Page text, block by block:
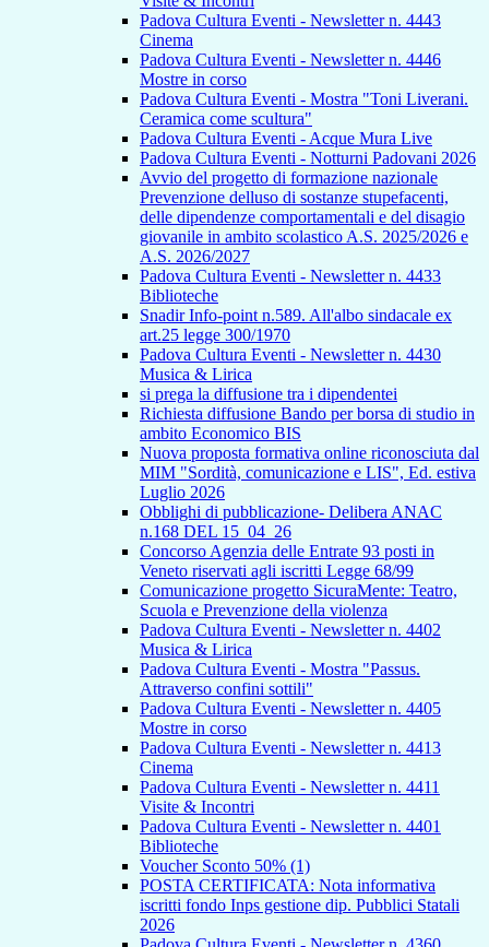
Padova Cultura Eventi - Newsletter n. 4443
Cinema
Padova Cultura Eventi - Newsletter n. 4446
Mostre in corso
Padova Cultura Eventi - Mostra "Toni Liverani.
Ceramica come scultura"
Padova Cultura Eventi - Acque Mura Live
Padova Cultura Eventi - Notturni Padovani 2026
Avvio del progetto di formazione nazionale
Prevenzione delluso di sostanze stupefacenti,
delle dipendenze comportamentali e del disagio
giovanile in ambito scolastico A.S. 2025/2026 e
A.S. 2026/2027
Padova Cultura Eventi - Newsletter n. 4433
Biblioteche
Snadir Info-point n.589. All'albo sindacale ex
art.25 legge 300/1970
Padova Cultura Eventi - Newsletter n. 4430
Musica & Lirica
si prega la diffusione tra i dipendentei
Richiesta diffusione Bando per borsa di studio in
ambito Economico BIS
Nuova proposta formativa online riconosciuta dal
MIM "Sordità, comunicazione e LIS", Ed. estiva
Luglio 2026
Obblighi di pubblicazione- Delibera ANAC
n.168 DEL 15_04_26
Concorso Agenzia delle Entrate 93 posti in
Veneto riservati agli iscritti Legge 68/99
Comunicazione progetto SicuraMente: Teatro,
Scuola e Prevenzione della violenza
Padova Cultura Eventi - Newsletter n. 4402
Musica & Lirica
Padova Cultura Eventi - Mostra "Passus.
Attraverso confini sottili"
Padova Cultura Eventi - Newsletter n. 4405
Mostre in corso
Padova Cultura Eventi - Newsletter n. 4413
Cinema
Padova Cultura Eventi - Newsletter n. 4411
Visite & Incontri
Padova Cultura Eventi - Newsletter n. 4401
Biblioteche
Voucher Sconto 50% (1)
POSTA CERTIFICATA: Nota informativa
iscritti fondo Inps gestione dip. Pubblici Statali
2026